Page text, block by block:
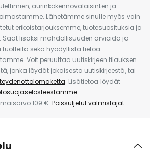
aurinkokennovalaisinten ja
Lähetämme sinulle myös vain
erikoistarjouksemme, tuotesuosituksia ja
Saat lisäksi mahdollisuuden arvioida ja
tuotteita sekä hyödyllistä tietoa
Voit peruuttaa uutiskirjeen tilauksen
jonka löydät jokaisesta uutiskirjeestä, tai
. Lisätietoa löydät
.
109 €. Poissuljetut valmistajat.